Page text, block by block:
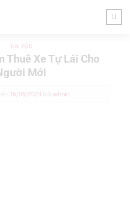
TIN TỨC
Thuê Xe Tự Lái Cho
Mới
16/05/2024 admin